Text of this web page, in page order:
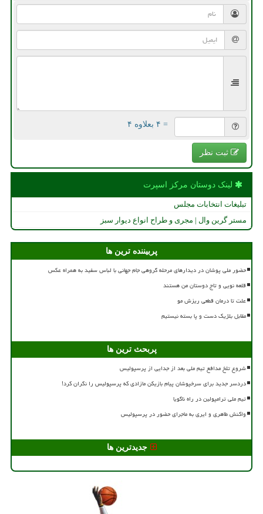
= ۴ بعلاوه ۴
ثبت نظر
لینک دوستان مركز اسپرت
تبلیغات انتخابات مجلس
مستر گرین وال | مجری و طراح انواع دیوار سبز
پربیننده ترین ها
حضور ملی پوشان در دیدارهای مرحله گروهی جام جهانی با لباس سفید به همراه عکس
قلعه نویی و تاج دوستان من هستند
علت تا درمان قطعی ریزش مو
مقابل بلژیک دست و پا بسته نیستیم
پربحث ترین ها
شروع تلخ مدافع تیم ملی بعد از جدایی از پرسپولیس
دردسر جدید برای سرخپوشان پیام بازیکن مازادی که پرسپولیس را نگران کرد!
تیم ملی ترامپولین در راه ناگویا
واکنش طاهری و ایری به ماجرای حضور در پرسپولیس
جدیدترین ها